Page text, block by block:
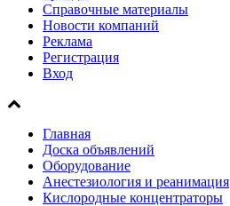
Справочные материалы
Новости компаний
Реклама
Регистрация
Вход
Главная
Доска объявлений
Оборудование
Анестезиология и реанимация
Кислородные концентраторы